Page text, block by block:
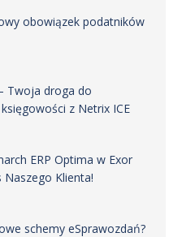
obowiązek podatników
Twoja droga do
z Netrix ICE
ERP Optima w Exor
Naszego Klienta!
schemy eSprawozdań?